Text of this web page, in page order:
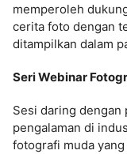
memperoleh
cerita foto dengan
ditampilkan dalam
Seri Webinar
Sesi daring
pengalaman di
fotografi muda